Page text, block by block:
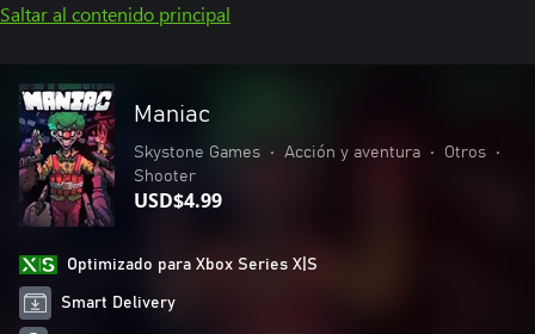
Saltar al contenido principal
Maniac
Skystone Games • Acción y aventura • Otros
•
Shooter
USD$4.99
Optimizado para Xbox Series X|S
Smart Delivery